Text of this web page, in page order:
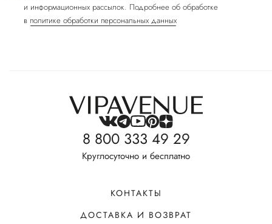
и информационных рассылок. Подробнее об обработке
в политике обработки персональных данных
8 800 333 49 29
Круглосуточно и бесплатно
КОНТАКТЫ
ДОСТАВКА И ВОЗВРАТ